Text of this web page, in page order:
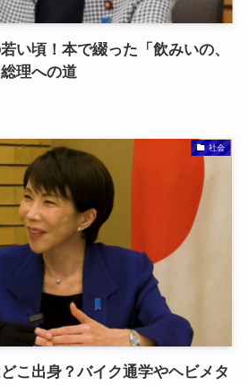
い頃！本で綴った「飲みいの、
理への道
社会
こ出身？バイク通学やヘビメタ